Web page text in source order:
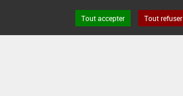
Tout accepter Tout refuser